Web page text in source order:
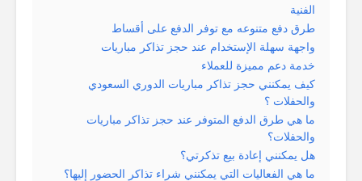
الفنية
طرق دفع متنوعه مع توفر الدفع على أقساط
واجهة سهلة الإستخدام عند حجز تذاكر مباريات
خدمة دعم مميزة للعملاء
كيف يمكنني حجز تذاكر مباريات الدوري السعودي
والحفلات ؟
ما هي طرق الدفع المتوفر عند حجز تذاكر مباريات
والحفلات؟
هل يمكنني إعادة بيع تذكرتي؟
ما هي الفعاليات التي يمكنني شراء تذاكر الحضور إليها؟